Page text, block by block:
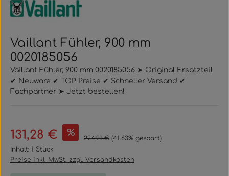
Vaillant Fühler, 900 mm
0020185056
Vaillant Fühler, 900 mm 0020185056 ➤ Original Ersatzteil
✔ Neuware ✔ TOP Preise ✔ Schneller Versand ✔
Fachpartner ➤ Jetzt bestellen!
Verkaufspreis:
131,28 € % Regulärer Preis:
224,91 € (41.63% gespart)
Inhalt: 1 Stück
Preise inkl. MwSt. zzgl. Versandkosten